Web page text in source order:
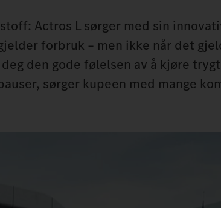
Actros L sørger med sin
forbruk – men ikke når det
den gode følelsen av å kjøre
sørger kupeen med mange